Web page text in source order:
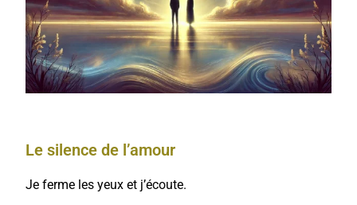
Le silence de l’amour
Je ferme les yeux et j’écoute.